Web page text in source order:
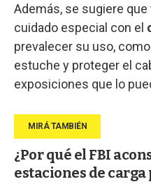
Además, se sugiere
cuidado especial con el
prevalecer su uso,
estuche y proteger el
exposiciones que lo
¿Por qué el FBI
estaciones de